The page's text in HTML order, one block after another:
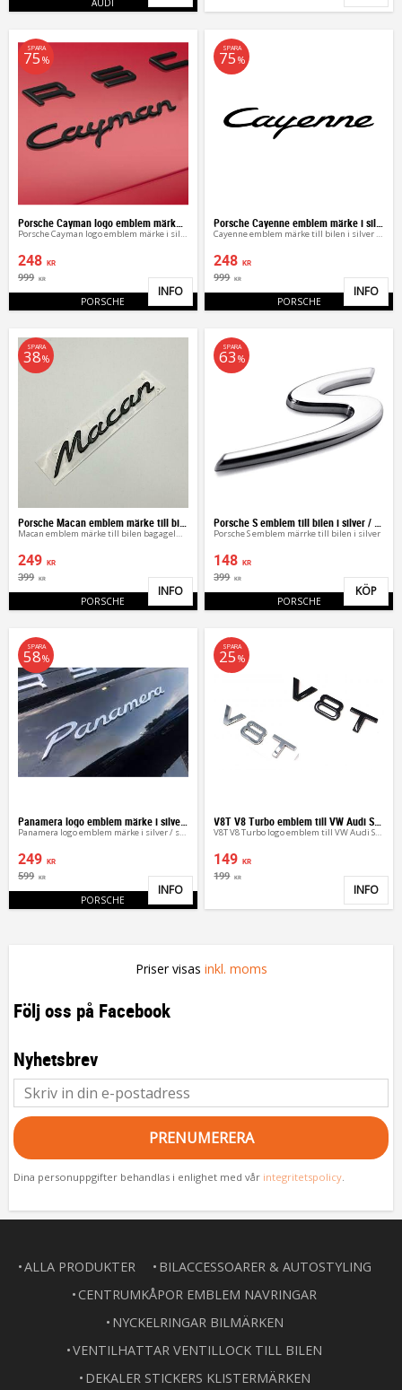
Porsche Cayman logo emblem märke i silver / svart
248 KR
999 KR
SPARA
75 %
PORSCHE Lägg till i favoriter
INFO
Cayenne emblem märke till bilen i silver / svart
248 KR
999 KR
SPARA
75 %
PORSCHE
INFO
Macan emblem märke till bilen bagageluckan
249 KR
399 KR
SPARA
38%
PORSCHE Lägg till i favoriter
INFO
Porsche S emblem märrke till bilen i silver
148 KR
399 KR
SPARA
63 %
PORSCHE
KÖP
Panamera logo emblem märke i silver / svart
Panamera logo emblem märke i silver / svart
249 KR
599 KR
SPARA
58%
PORSCHE Lägg till i favoriter
INFO
V8T V8 Turbo emblem till VW Audi Skoda
V8T V8 Turbo logo emblem till VW Audi Skoda
149 KR
199 KR
SPARA
25 %
INFO
Priser visas inkl. moms
Följ oss på Facebook
Nyhetsbrev
PRENUMERERA
Dina personuppgifter behandlas i enlighet med vår integritetspolicy.
ALLA PRODUKTER
BILACCESSOARER & AUTOSTYLING
CENTRUMKÅPOR EMBLEM NAVRINGAR
NYCKELRINGAR BILMÄRKEN
VENTILHATTAR VENTILLOCK TILL BILEN
DEKALER STICKERS KLISTERMÄRKEN